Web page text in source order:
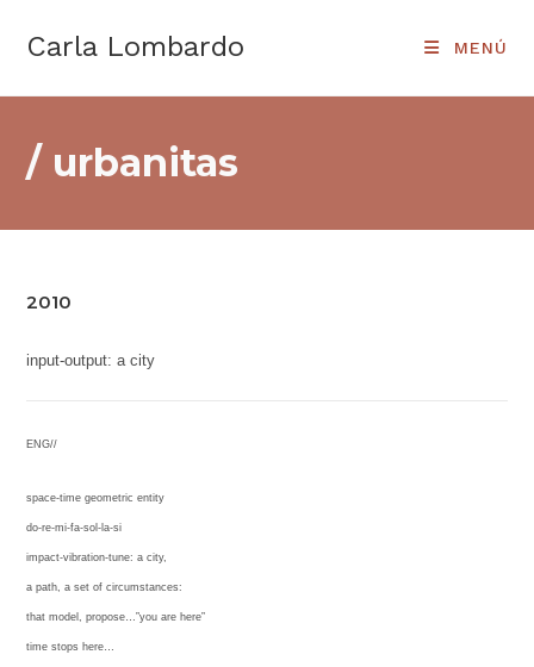
Carla Lombardo MENÚ
/ urbanitas
2010
input-output: a city
ENG//
space-time geometric entity
do-re-mi-fa-sol-la-si
impact-vibration-tune: a city,
a path, a set of circumstances:
that model, propose…”you are here”
time stops here…